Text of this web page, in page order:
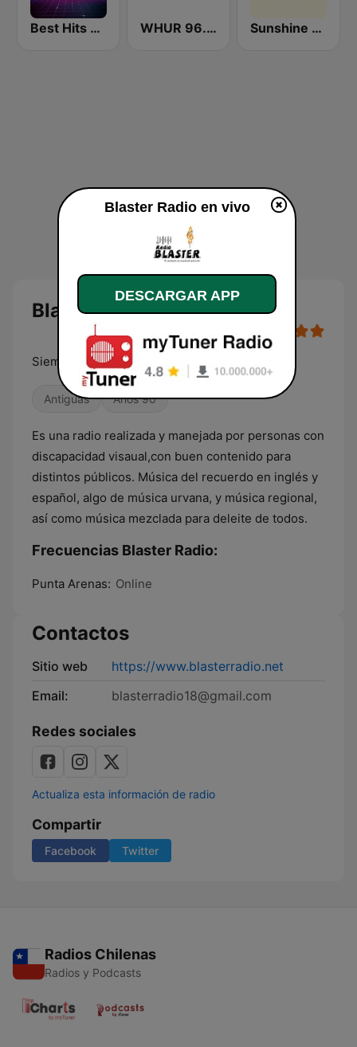
Best Hits Radio 80's WHUR 96.3 FM Sunshine Soul
Blaster Radio
Siempre conectados contigo
Antiguas Años 90
Es una radio realizada y manejada por personas con
discapacidad visaual,con buen contenido para
distintos públicos. Música del recuerdo en inglés y
español, algo de música urvana, y música regional,
así como música mezclada para deleite de todos.
Frecuencias Blaster Radio:
Punta Arenas: Online
Contactos
Sitio web
https://www.blasterradio.net
Email:
blasterradio18@gmail.com
Redes sociales
Actualiza esta información de radio
Compartir
Facebook Twitter
Radios Chilenas
Radios y Podcasts
Blaster Radio en vivo
DESCARGAR APP